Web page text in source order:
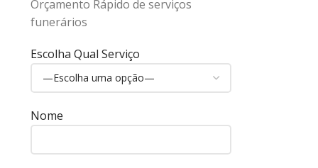
Orçamento Rápido de serviços
funerários
Escolha Qual Serviço
Nome